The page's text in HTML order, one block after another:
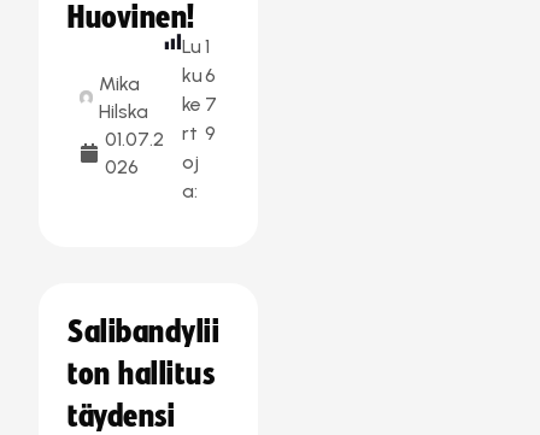
Huovinen!
Mika
Hilska
01.07.2
026
Lu
ku
ke
rt
oj
a:
1
6
7
9
Salibandylii
ton hallitus
täydensi